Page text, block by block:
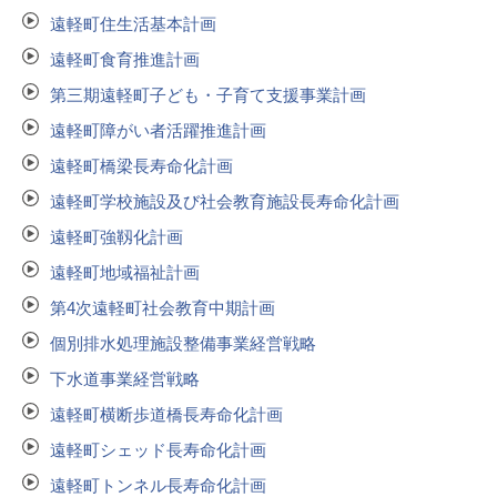
遠軽町住生活基本計画
遠軽町食育推進計画
第三期遠軽町子ども・子育て支援事業計画
遠軽町障がい者活躍推進計画
遠軽町橋梁長寿命化計画
遠軽町学校施設及び社会教育施設長寿命化計画
遠軽町強靱化計画
遠軽町地域福祉計画
第4次遠軽町社会教育中期計画
個別排水処理施設整備事業経営戦略
下水道事業経営戦略
遠軽町横断歩道橋長寿命化計画
遠軽町シェッド長寿命化計画
遠軽町トンネル長寿命化計画